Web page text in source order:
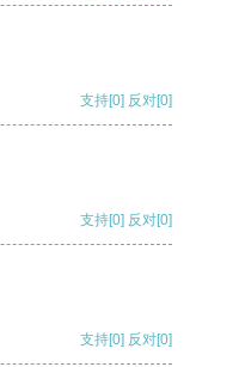
支持[0] 反对[0]
支持[0] 反对[0]
支持[0] 反对[0]